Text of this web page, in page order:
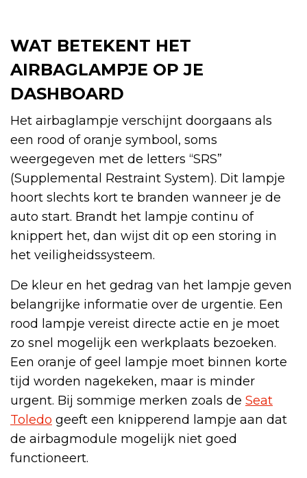
WAT BETEKENT HET
AIRBAGLAMPJE OP JE
DASHBOARD
Het airbaglampje verschijnt doorgaans als
een rood of oranje symbool, soms
weergegeven met de letters “SRS”
(Supplemental Restraint System). Dit lampje
hoort slechts kort te branden wanneer je de
auto start. Brandt het lampje continu of
knippert het, dan wijst dit op een storing in
het veiligheidssysteem.
De kleur en het gedrag van het lampje geven
belangrijke informatie over de urgentie. Een
rood lampje vereist directe actie en je moet
zo snel mogelijk een werkplaats bezoeken.
Een oranje of geel lampje moet binnen korte
tijd worden nagekeken, maar is minder
urgent. Bij sommige merken zoals de Seat
Toledo geeft een knipperend lampje aan dat
de airbagmodule mogelijk niet goed
functioneert.